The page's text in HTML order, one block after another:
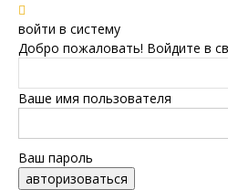
войти в систему
Добро пожаловать! Войдите в
Ваше имя пользователя
Ваш пароль